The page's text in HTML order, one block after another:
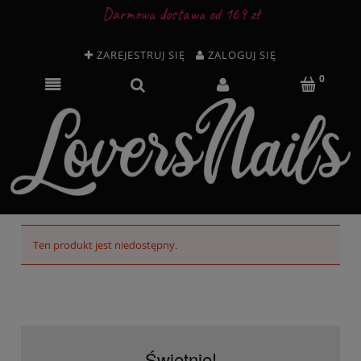
Darmowa dostawa od 169 zł
ZAREJESTRUJ SIĘ ZALOGUJ SIĘ
Ten produkt jest niedostępny.